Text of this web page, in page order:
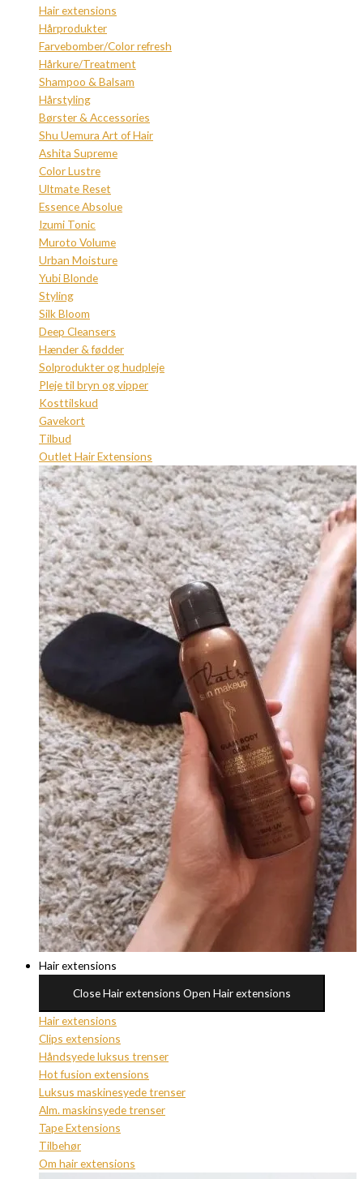
Hair extensions
Hårprodukter
Farvebomber/Color refresh
Hårkure/Treatment
Shampoo & Balsam
Hårstyling
Børster & Accessories
Shu Uemura Art of Hair
Ashita Supreme
Color Lustre
Ultmate Reset
Essence Absolue
Izumi Tonic
Muroto Volume
Urban Moisture
Yubi Blonde
Styling
Silk Bloom
Deep Cleansers
Hænder & fødder
Solprodukter og hudpleje
Pleje til bryn og vipper
Kosttilskud
Gavekort
Tilbud
Outlet Hair Extensions
Hair extensions
Close Hair extensions Open Hair extensions
Hair extensions
Clips extensions
Håndsyede luksus trenser
Hot fusion extensions
Luksus maskinesyede trenser
Alm. maskinsyede trenser
Tape Extensions
Tilbehør
Om hair extensions